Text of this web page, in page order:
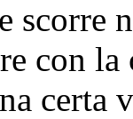
scorre
con
certa